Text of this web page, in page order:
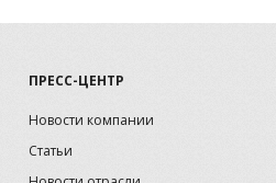
ПРЕСС-ЦЕНТР
Новости компании
Статьи